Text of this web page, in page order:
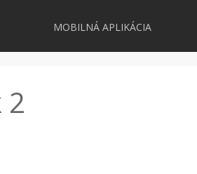
MOBILNÁ APLIKÁCIA
2